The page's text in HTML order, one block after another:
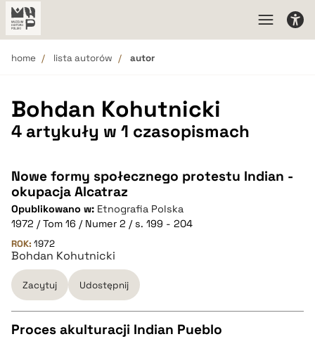
home lista autorów autor
Bohdan Kohutnicki
4 artykuły w 1 czasopismach
Nowe formy społecznego protestu Indian -
okupacja Alcatraz
Opublikowano w: Etnografia Polska
1972 / Tom 16 / Numer 2 / s. 199 - 204
ROK: 1972
Bohdan Kohutnicki
Zacytuj Udostępnij
Proces akulturacji Indian Pueblo